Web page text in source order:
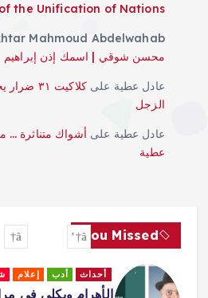
the Unification of Nations
Mahmoud Abdelwahab
محسن شوقي | اسمك إذن إبراهيم
عادل عطية على
كلاكيت
الزجل
عادل عطية على أشواك متناثرة …
عطية
You Missed
أحداث إعلام جاليري
Its Narrative –